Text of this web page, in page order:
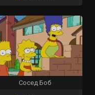
Сосед Боб